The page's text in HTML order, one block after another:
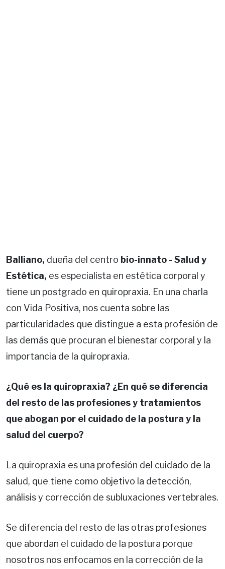
Balliano, dueña del centro bio-innato - Salud y
Estética, es especialista en estética corporal y
tiene un postgrado en quiropraxia. En una charla
con Vida Positiva, nos cuenta sobre las
particularidades que distingue a esta profesión de
las demás que procuran el bienestar corporal y la
importancia de la quiropraxia.
¿Qué es la quiropraxia? ¿En qué se diferencia
del resto de las profesiones y tratamientos
que abogan por el cuidado de la postura y la
salud del cuerpo?
La quiropraxia es una profesión del cuidado de la
salud, que tiene como objetivo la detección,
análisis y corrección de subluxaciones vertebrales.
Se diferencia del resto de las otras profesiones
que abordan el cuidado de la postura porque
nosotros nos enfocamos en la corrección de la